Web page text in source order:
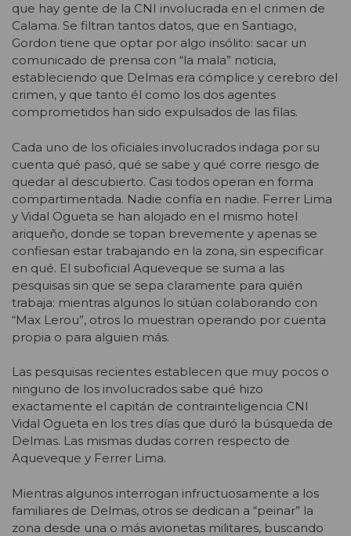
que hay gente de la CNI involucrada en el crimen de
Calama. Se filtran tantos datos, que en Santiago,
Gordon tiene que optar por algo insólito: sacar un
comunicado de prensa con “la mala” noticia,
estableciendo que Delmas era cómplice y cerebro del
crimen, y que tanto él como los dos agentes
comprometidos han sido expulsados de las filas.
Cada uno de los oficiales involucrados indaga por su
cuenta qué pasó, qué se sabe y qué corre riesgo de
quedar al descubierto. Casi todos operan en forma
compartimentada. Nadie confía en nadie. Ferrer Lima
y Vidal Ogueta se han alojado en el mismo hotel
ariqueño, donde se topan brevemente y apenas se
confiesan estar trabajando en la zona, sin especificar
en qué. El suboficial Aqueveque se suma a las
pesquisas sin que se sepa claramente para quién
trabaja: mientras algunos lo sitúan colaborando con
“Max Lerou”, otros lo muestran operando por cuenta
propia o para alguien más.
Las pesquisas recientes establecen que muy pocos o
ninguno de los involucrados sabe qué hizo
exactamente el capitán de contrainteligencia CNI
Vidal Ogueta en los tres días que duró la búsqueda de
Delmas. Las mismas dudas corren respecto de
Aqueveque y Ferrer Lima.
Mientras algunos interrogan infructuosamente a los
familiares de Delmas, otros se dedican a “peinar” la
zona desde una o más avionetas militares, buscando